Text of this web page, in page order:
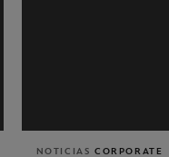
NOTICIAS CORPORATE